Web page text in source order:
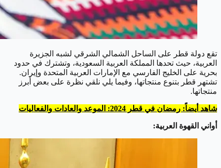
تقع دولة قطر على الساحل الشمالي الشرقي لشبه الجزيرة
العربية، حيث تحدها المملكة العربية السعودية، وتشترك في حدود
بحرية على الخليج الفارسي مع الإمارات العربية المتحدة وإيران.
تشتهر قطر بتنوع منتجاتها، وفيما يلي نلقي نظرة على بعض أبرز
منتجاتها.
شاهد أيضاً: رمضان في قطر 2024: الموعد والعادات والفعاليات
أواني القهوة العربية: